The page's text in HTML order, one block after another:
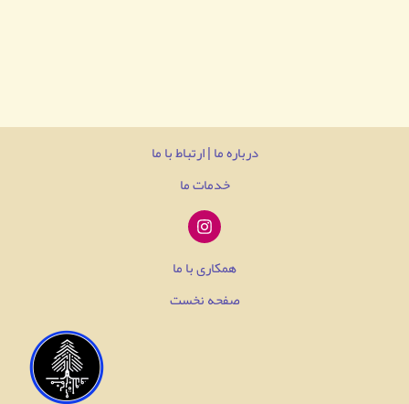
درباره ما | ارتباط با ما
خدمات ما
همکاری با ما
صفحه نخست